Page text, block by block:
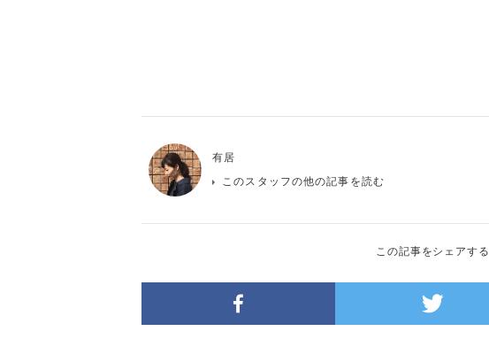
有居
このスタッフの他の記事を読む
この記事をシェアする